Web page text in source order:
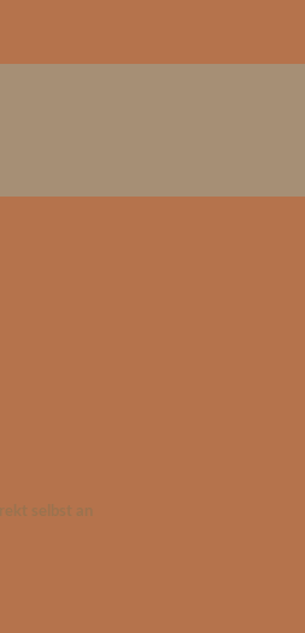
selbst an